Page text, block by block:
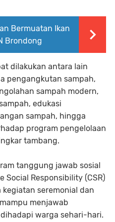
Bermuatan Ikan
Brondong
dilakukan antara lain
pengangkutan sampah,
sampah modern,
edukasi
sampah, hingga
program pengelolaan
tambang.
tanggung jawab sosial
Social Responsibility (CSR)
seremonial dan
menjawab
warga sehari-hari.